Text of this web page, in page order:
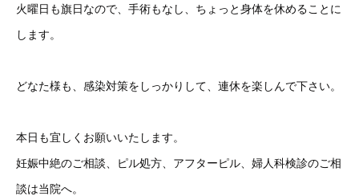
火曜日も旗日なので、手術もなし、ちょっと身体を休めることに
します。
どなた様も、感染対策をしっかりして、連休を楽しんで下さい。
本日も宜しくお願いいたします。
妊娠中絶のご相談、ピル処方、アフターピル、婦人科検診のご相
談は当院へ。